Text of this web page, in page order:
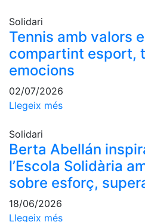
Inspirational
Talks
Calendari
d'Activitats
Socials
Jocs de taula
Club
Wellness
Center
Servei de
fisiosalut
Solidari
Tennis amb valors
compartint esport,
emocions
02/07/2026
Llegeix més
Solidari
Berta Abellán
l’Escola Solidària
sobre esforç,
18/06/2026
Llegeix més